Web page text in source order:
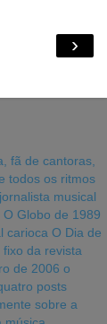
›
fã de cantoras,
todos os ritmos
musical
Globo de 1989
carioca O Dia de
da revista
de 2006 o
posts
sobre a